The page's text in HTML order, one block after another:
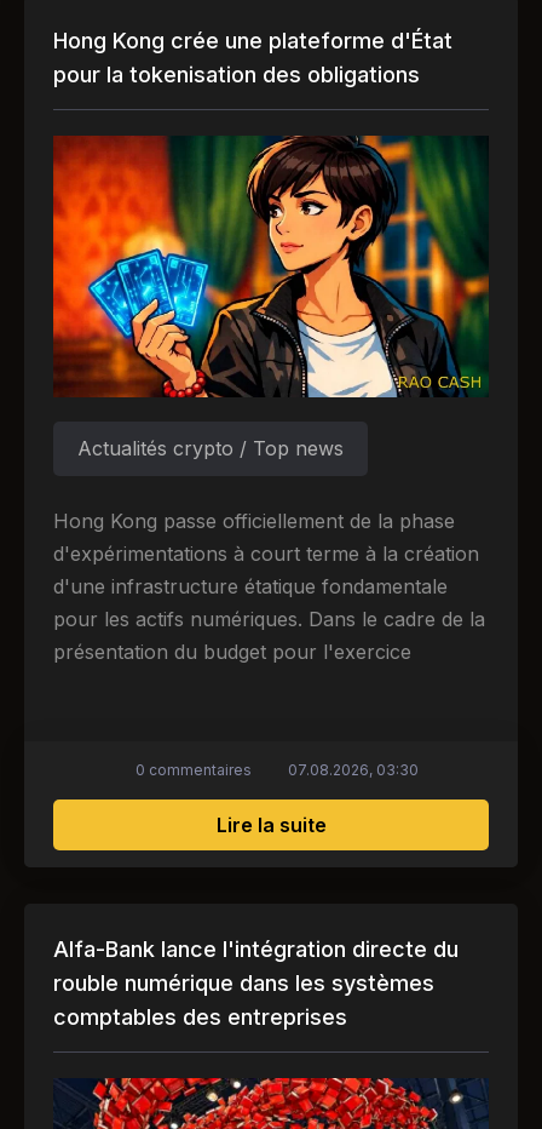
Hong Kong crée une plateforme d'État
pour la tokenisation des obligations
Actualités crypto / Top news
Hong Kong passe officiellement de la phase
d'expérimentations à court terme à la création
d'une infrastructure étatique fondamentale
pour les actifs numériques. Dans le cadre de la
présentation du budget pour l'exercice
Lire la suitesur Hong Kong crée
0 commentaires 07.08.2026, 03:30
Alfa-Bank lance l'intégration directe du
rouble numérique dans les systèmes
comptables des entreprises